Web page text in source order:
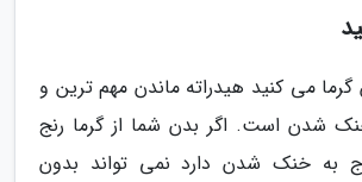
می کنید هیدراته ماندن مهم ترین و
شدن است. اگر بدن شما از گرما رنج
به خنک شدن دارد نمی تواند بدون